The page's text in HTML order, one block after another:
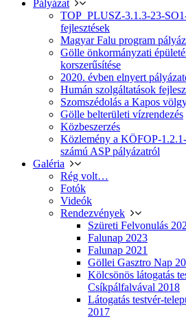
Pályázat
TOP_PLUSZ-3.1.3-23-
fejlesztések
Magyar Falu program
Gölle önkormányzati
korszerűsítése
2020. évben elnyert
Humán szolgáltatások
Szomszédolás a Kapos
Gölle belterületi vízrendezés
Közbeszerzés
Közlemény a KÖFOP-
számú ASP pályázatról
Galéria
Rég volt…
Fotók
Videók
Rendezvények
Szüreti Felvonulás
Falunap 2023
Falunap 2021
Göllei Gasztro Nap
Kölcsönös látogatás
Csíkpálfalvával 2018
Látogatás testvér-
2017